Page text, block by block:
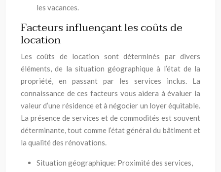
les vacances.
Facteurs influençant les coûts de
location
Les coûts de location sont déterminés par divers
éléments, de la situation géographique à l’état de la
propriété, en passant par les services inclus. La
connaissance de ces facteurs vous aidera à évaluer la
valeur d’une résidence et à négocier un loyer équitable.
La présence de services et de commodités est souvent
déterminante, tout comme l’état général du bâtiment et
la qualité des rénovations.
Situation géographique: Proximité des services,